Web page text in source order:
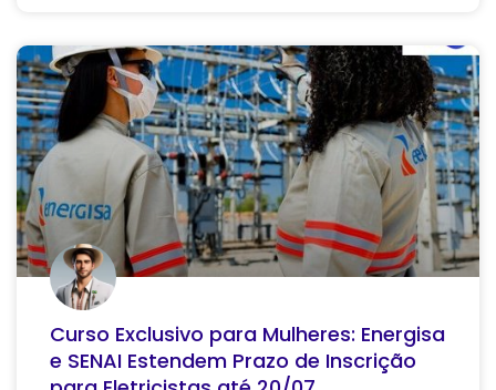
Curso Exclusivo para Mulheres: Energisa
e SENAI Estendem Prazo de Inscrição